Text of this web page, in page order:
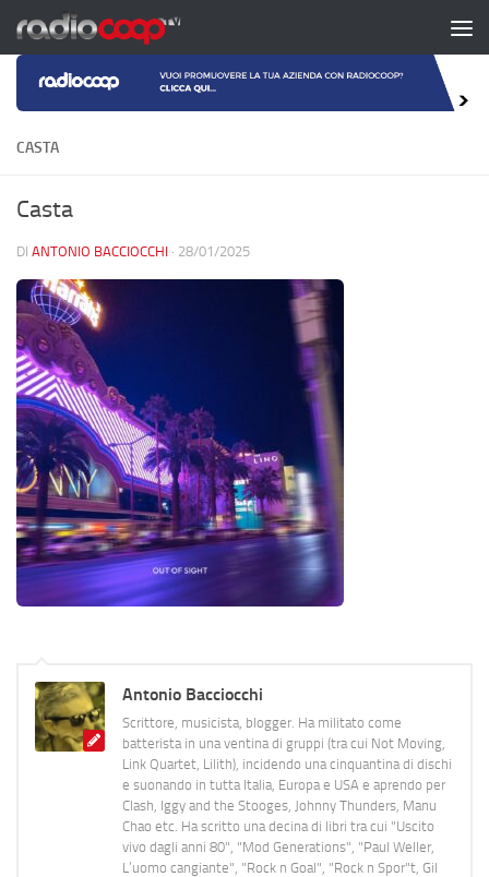
Salta al contenuto
CASTA
Casta
DI ANTONIO BACCIOCCHI · 28/01/2025
Antonio Bacciocchi
Scrittore, musicista, blogger. Ha militato come
batterista in una ventina di gruppi (tra cui Not Moving,
Link Quartet, Lilith), incidendo una cinquantina di dischi
e suonando in tutta Italia, Europa e USA e aprendo per
Clash, Iggy and the Stooges, Johnny Thunders, Manu
Chao etc. Ha scritto una decina di libri tra cui "Uscito
vivo dagli anni 80", "Mod Generations", "Paul Weller,
L’uomo cangiante", "Rock n Goal", "Rock n Spor"t, Gil